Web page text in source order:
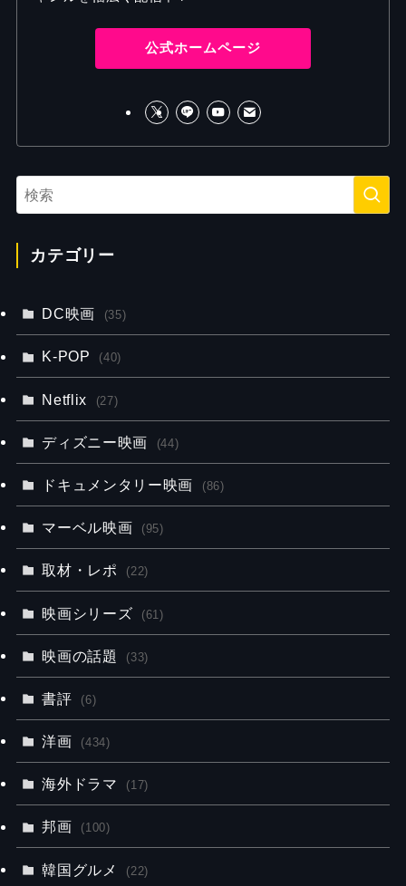
公式ホームページ
カテゴリー
DC映画 (35)
K-POP (40)
Netflix (27)
ディズニー映画 (44)
ドキュメンタリー映画 (86)
マーベル映画 (95)
取材・レポ (22)
映画シリーズ (61)
映画の話題 (33)
書評 (6)
洋画 (434)
海外ドラマ (17)
邦画 (100)
韓国グルメ (22)